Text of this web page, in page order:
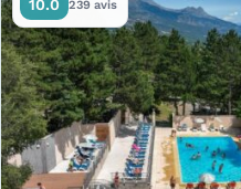
10.0 239 avis